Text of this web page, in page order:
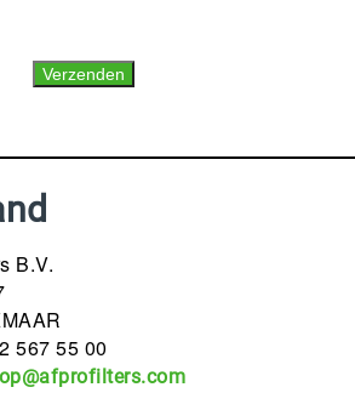
B.V.
567 55 00